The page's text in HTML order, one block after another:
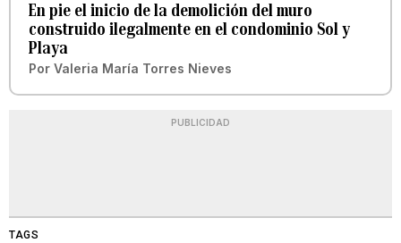
En pie el inicio de la demolición del muro
construido ilegalmente en el condominio Sol y
Playa
Por Valeria María Torres Nieves
PUBLICIDAD
TAGS